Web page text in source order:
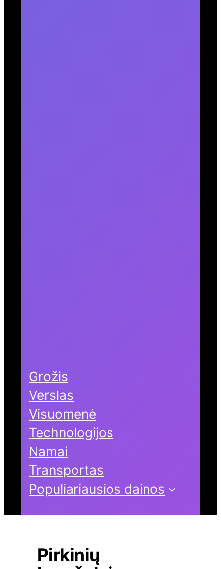
Grožis
Verslas
Visuomenė
Technologijos
Namai
Transportas
Populiariausios dainos
Pirkinių